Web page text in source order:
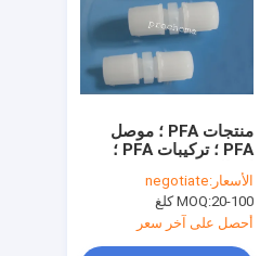
منتجات PFA ؛ موصل
PFA ؛ تركيبات PFA ؛
cock ، T-cock ؛
الأسعار:negotiate
MOQ:20-100 كلغ
أحصل على آخر سعر